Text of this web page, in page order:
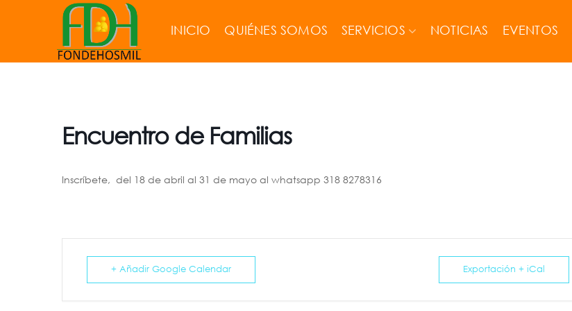
INICIO QUIÉNES SOMOS SERVICIOS NOTICIAS EVENTOS
Encuentro de Familias
Inscríbete, del 18 de abril al 31 de mayo al whatsapp 318 8278316
+ Añadir Google Calendar Exportación + iCal